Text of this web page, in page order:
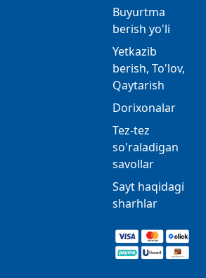
Buyurtma
berish yo'li
Yetkazib
berish, To'lov,
Qaytarish
Dorixonalar
Tez-tez
so'raladigan
savollar
Sayt haqidagi
sharhlar